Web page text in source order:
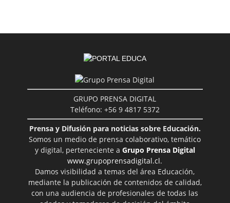
GRUPO PRENSA DIGITAL
Teléfono: +56 9 4817 5372
Prensa y Difusión para noticias sobre Educación.
Somos un medio de prensa colaborativo, temático
y digital, perteneciente a Grupo Prensa Digital
www.grupoprensadigital.cl.
Damos visibilidad a temas del área Educación,
mediante la publicación de contenidos de calidad,
con una audiencia de profesionales de todas las